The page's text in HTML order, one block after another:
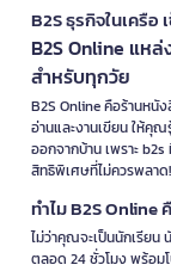
B2S ธุรกิจในเครื
B2S Online แหล่
สำหรับทุกวัย
B2S Online คือร้านหนั
อ่านและงานเขียน ให้คุ
ออกจากบ้าน เพราะ
สิทธิพิเศษที่ไม่ควรพลาด!
ทำไม B2S
ไม่ว่าคุณจะเป็นนักเรีย
ตลอด 24 ชั่วโมง พร้อม